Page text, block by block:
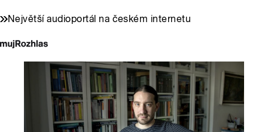
Největší audioportál na českém internetu